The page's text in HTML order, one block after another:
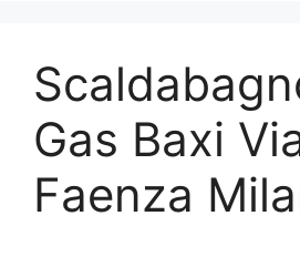
Gas Baxi
Faenza